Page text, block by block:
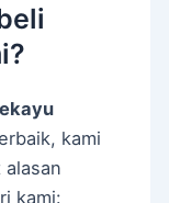
kami
kami: